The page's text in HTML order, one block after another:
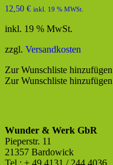
12,50 € inkl. 19 % MWSt.
inkl. 19 % MwSt.
zzgl. Versandkosten
Zur Wunschliste hinzufügen
Zur Wunschliste hinzufügen
Wunder & Werk GbR
Pieperstr. 11
21357 Bardowick